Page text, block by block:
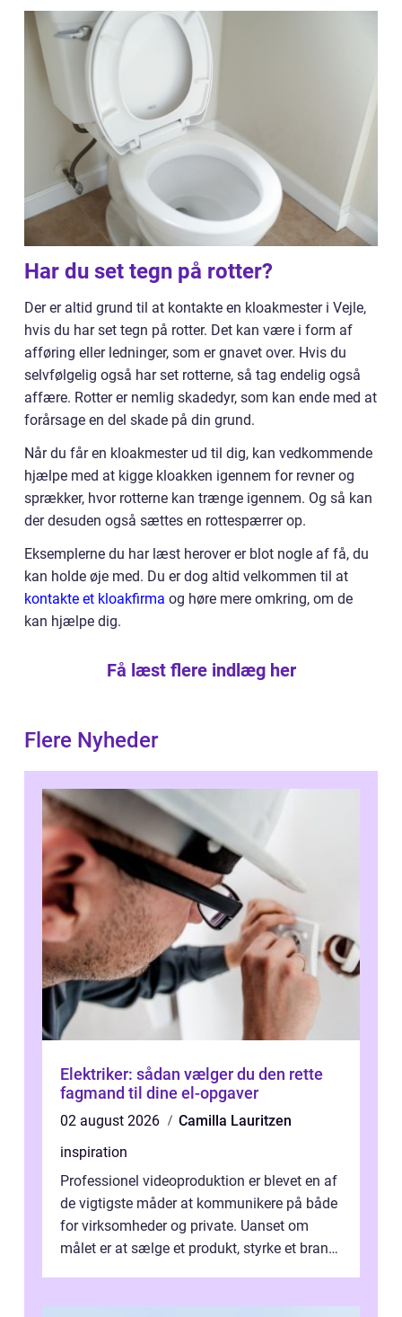
Har du set tegn på rotter?
Der er altid grund til at kontakte en kloakmester i Vejle,
hvis du har set tegn på rotter. Det kan være i form af
afføring eller ledninger, som er gnavet over. Hvis du
selvfølgelig også har set rotterne, så tag endelig også
affære. Rotter er nemlig skadedyr, som kan ende med at
forårsage en del skade på din grund.
Når du får en kloakmester ud til dig, kan vedkommende
hjælpe med at kigge kloakken igennem for revner og
sprækker, hvor rotterne kan trænge igennem. Og så kan
der desuden også sættes en rottespærrer op.
Eksemplerne du har læst herover er blot nogle af få, du
kan holde øje med. Du er dog altid velkommen til at
kontakte et kloakfirma og høre mere omkring, om de
kan hjælpe dig.
Få læst flere indlæg her
Flere Nyheder
Elektriker: sådan vælger du den rette
fagmand til dine el-opgaver
02 august 2026
Camilla Lauritzen
inspiration
Professionel videoproduktion er blevet en af
de vigtigste måder at kommunikere på både
for virksomheder og private. Uanset om
målet er at sælge et produkt, styrke et brand,